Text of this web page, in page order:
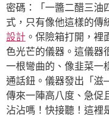
密碼：「一醬二醋三油
式，只有像他這樣的傳
設計 。保險箱打開，
色光芒的儀器。這儀器
一根彎曲的、像韭菜一
通話鈕。儀器發出「
傳來一陣高八度、急促
沾沾嗎！快接聽！這裡